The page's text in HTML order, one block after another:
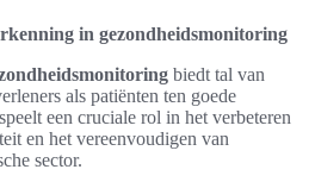
in gezondheidsmonitoring
biedt tal van
als patiënten ten goede
een cruciale rol in het verbeteren
en het vereenvoudigen van
sector.